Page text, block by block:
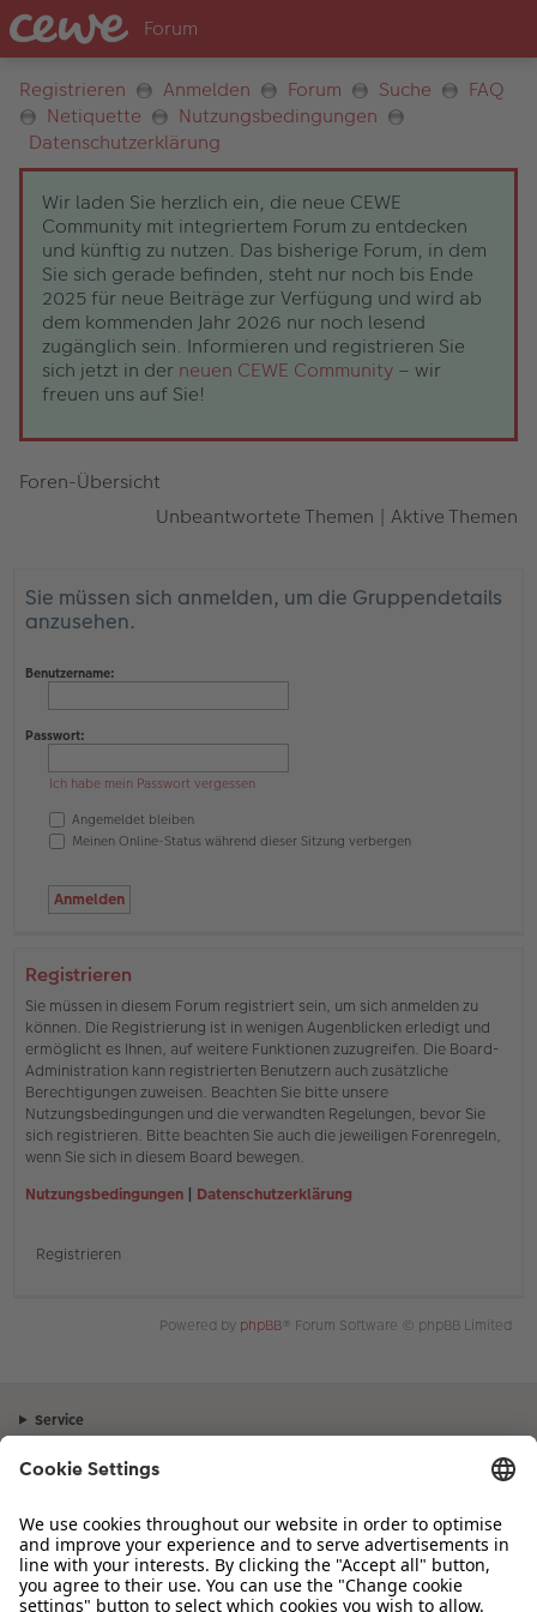
Registrieren Anmelden Forum Suche
FAQ
Netiquette
Nutzungsbedingungen
Datenschutzerklärung
Wir laden Sie herzlich ein, die neue CEWE
Community mit integriertem Forum zu entdecken
und künftig zu nutzen. Das bisherige Forum, in dem
Sie sich gerade befinden, steht nur noch bis Ende
2025 für neue Beiträge zur Verfügung und wird ab
dem kommenden Jahr 2026 nur noch lesend
zugänglich sein. Informieren und registrieren Sie
sich jetzt in der neuen CEWE Community – wir
freuen uns auf Sie!
Foren-Übersicht
Unbeantwortete Themen | Aktive Themen
Sie müssen sich anmelden, um die Gruppendetails
anzusehen.
Benutzername:
Passwort:
Ich habe mein Passwort vergessen
Angemeldet bleiben
Meinen Online-Status während dieser Sitzung verbergen
Registrieren
Sie müssen in diesem Forum registriert sein, um sich anmelden zu
können. Die Registrierung ist in wenigen Augenblicken erledigt und
ermöglicht es Ihnen, auf weitere Funktionen zuzugreifen. Die Board-
Administration kann registrierten Benutzern auch zusätzliche
Berechtigungen zuweisen. Beachten Sie bitte unsere
Nutzungsbedingungen und die verwandten Regelungen, bevor Sie
sich registrieren. Bitte beachten Sie auch die jeweiligen Forenregeln,
wenn Sie sich in diesem Board bewegen.
Nutzungsbedingungen | Datenschutzerklärung
Registrieren
Powered by phpBB® Forum Software © phpBB Limited
Service
Sortiment